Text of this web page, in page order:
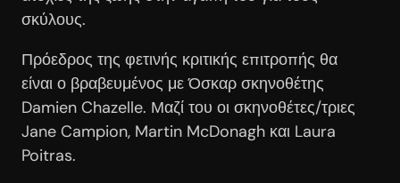
σκύλους.
Πρόεδρος της φετινής κριτικής επιτροπής θα
είναι ο βραβευμένος με Όσκαρ σκηνοθέτης
Damien Chazelle. Μαζί του οι σκηνοθέτες/τριες
Jane Campion, Martin McDonagh και Laura
Poitras.